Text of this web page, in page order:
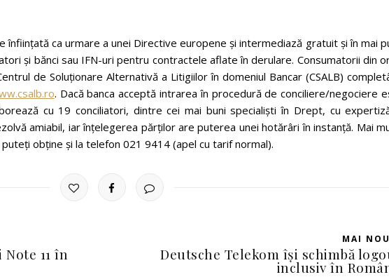
înființată ca urmare a unei Directive europene și intermediază gratuit și în mai
și bănci sau IFN-uri pentru contractele aflate în derulare. Consumatorii din
de Soluționare Alternativă a Litigiilor în domeniul Bancar (CSALB)
. Dacă banca acceptă intrarea în procedură de conciliere/negociere
cu 19 conciliatori, dintre cei mai buni specialiști în Drept, cu
amiabil, iar înțelegerea părților are puterea unei hotărâri în instanță. Mai
obține și la telefon 021 9414 (apel cu tarif normal).
11 în
MAI
Deutsche Telekom își schimbă
inclusiv în